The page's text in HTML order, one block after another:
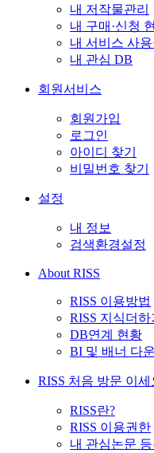
내 저작물관리
내 구매·신청
내 서비스 사
내 관심 DB
회원서비스
회원가입
로그인
아이디 찾기
비밀번호 찾기
설정
내 정보
검색환경설정
About RISS
RISS 이용방법
RISS 지식더하
DB연계 현황
BI 및 배너 다
RISS 처음 방문 이세
RISS란?
RISS 이용권한
내 관심논문